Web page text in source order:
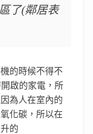
了(鄰居表
的時候不得不
啟的家電，所
為人在室內的
化碳，所以在
的